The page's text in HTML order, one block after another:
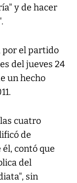
y de hacer
por el partido
del jueves 24
un hecho
cuatro
de
contó que
del
sin